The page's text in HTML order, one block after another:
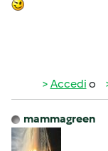
Accedi o
mammagreen